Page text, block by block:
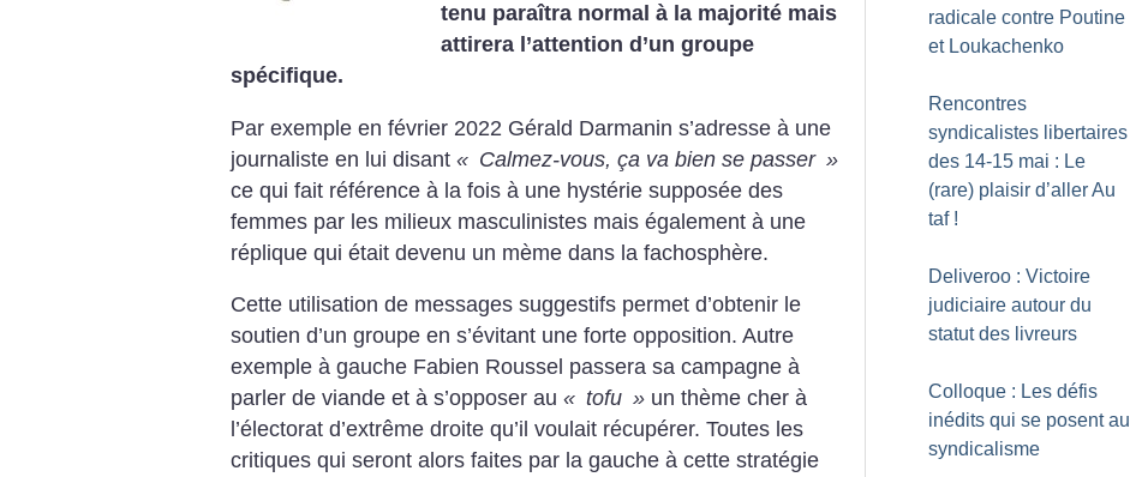
tenu paraîtra normal à la majorité mais
attirera l’attention d’un groupe
spécifique.
Par exemple en février 2022 Gérald Darmanin s’adresse à une
journaliste en lui disant « Calmez-vous, ça va bien se passer »
ce qui fait référence à la fois à une hystérie supposée des
femmes par les milieux masculinistes mais également à une
réplique qui était devenu un mème dans la fachosphère.
Cette utilisation de messages suggestifs permet d’obtenir le
soutien d’un groupe en s’évitant une forte opposition. Autre
exemple à gauche Fabien Roussel passera sa campagne à
parler de viande et à s’opposer au « tofu » un thème cher à
l’électorat d’extrême droite qu’il voulait récupérer. Toutes les
critiques qui seront alors faites par la gauche à cette stratégie
radicale contre Poutine
et Loukachenko
Rencontres
syndicalistes libertaires
des 14-15 mai : Le
(rare) plaisir d’aller Au
taf !
Deliveroo : Victoire
judiciaire autour du
statut des livreurs
Colloque : Les défis
inédits qui se posent au
syndicalisme